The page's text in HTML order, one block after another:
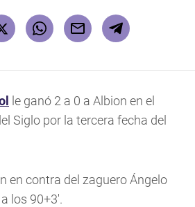
le ganó 2 a 0 a Albion en el
Siglo por la tercera fecha del
en contra del zaguero Ángelo
los 90+3'.